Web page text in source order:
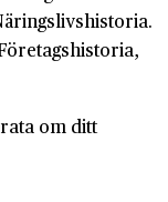
om ditt